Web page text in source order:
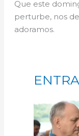
Que este
perturbe, nos
adoramos.